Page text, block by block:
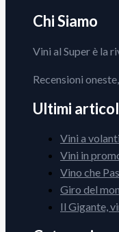
Chi Siamo
Vini al Super è la
Recensioni
Ultimi
Vini a
Vini in
Vino che
Giro del
Il Gigante,